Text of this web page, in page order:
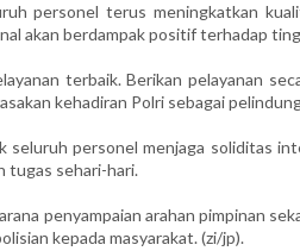
personel terus meningkatkan
akan berdampak positif terhadap
terbaik. Berikan pelayanan
kehadiran Polri sebagai
seluruh personel menjaga soliditas
tugas sehari-hari.
penyampaian arahan pimpinan
kepada masyarakat. (zi/jp).